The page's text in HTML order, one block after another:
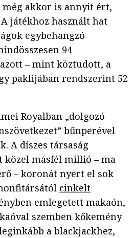
még akkor is annyit ért,
játékhoz használt hat
egybehangzó
94
– mint köztudott, a
paklijában rendszerint 52
Royalban „dolgozó
bűnperével
A díszes társaság
közel másfél millió – ma
– koronát nyert el sok
cinkelt
emlegetett makaón,
szemben kőkemény
a blackjackhez,